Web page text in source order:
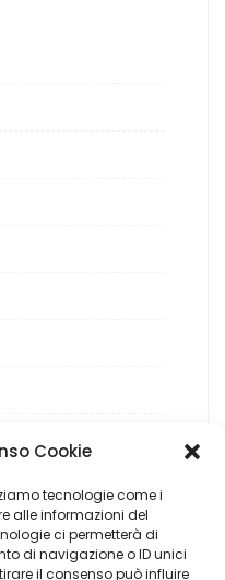
Cookie
tecnologie come i
alle informazioni del
ci permetterà di
di navigazione o ID unici
il consenso può influire